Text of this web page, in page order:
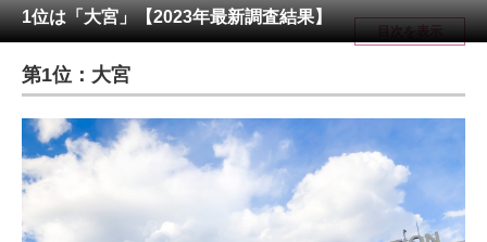
メディア
注目記事を集めた総合ページ
ITの今と未来を見通す
スマホと通信の最新トレンド
好きが集まる 比べて選べる
1位は「大宮」【2023年最新調査結果】
目次を表示
第1位：大宮